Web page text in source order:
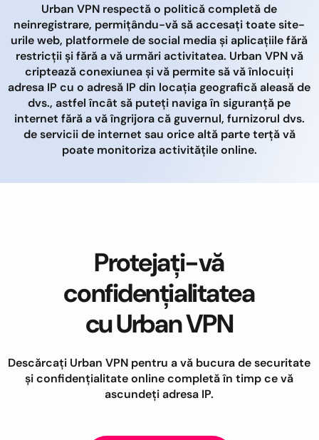
Urban VPN respectă o politică completă de
neinregistrare, permițându-vă să accesați toate site-
urile web, platformele de social media și aplicațiile fără
restricții și fără a vă urmări activitatea. Urban VPN vă
criptează conexiunea și vă permite să vă înlocuiți
adresa IP cu o adresă IP din locația geografică aleasă de
dvs., astfel încât să puteți naviga în siguranță pe
internet fără a vă îngrijora că guvernul, furnizorul dvs.
de servicii de internet sau orice altă parte terță vă
poate monitoriza activitățile online.
Protejați-vă
confidențialitatea
cu Urban VPN
Descărcați Urban VPN pentru a vă bucura de securitate
și confidențialitate online completă în timp ce vă
ascundeți adresa IP.